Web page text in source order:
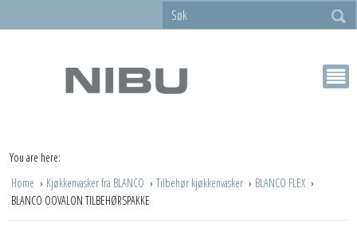
You are here:
Home
Kjøkkenvasker fra BLANCO Tilbehør kjøkkenvasker
BLANCO FLEX
BLANCO OOVALON TILBEHØRSPAKKE